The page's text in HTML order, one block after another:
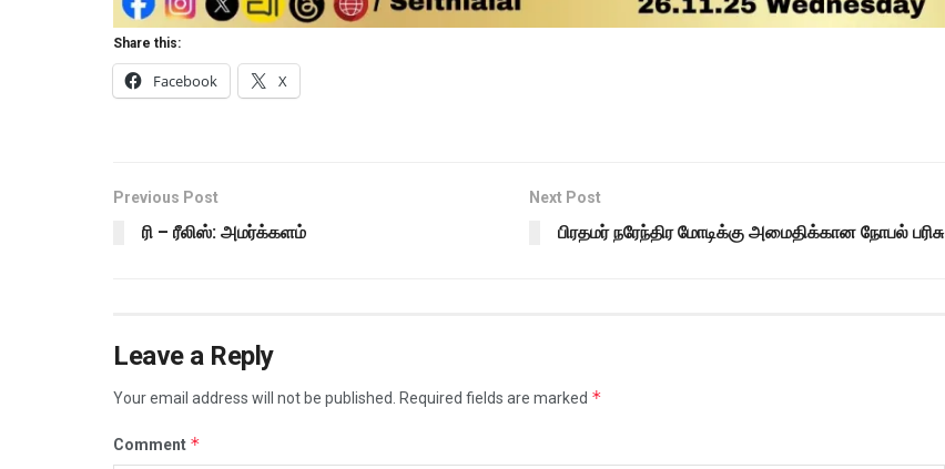
Share this:
Facebook X
Previous Post
ரி – ரீலிஸ்: அமர்க்களம்
Next Post
பிரதமர் நரேந்திர மோடிக்கு அமைதிக்கான நோபல் பரிசு
Leave a Reply
Your email address will not be published. Required fields are marked *
Comment *